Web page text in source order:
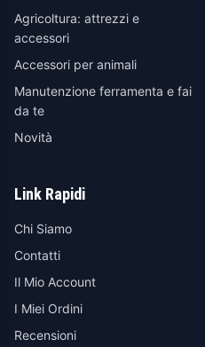
Agricoltura: attrezzi e
accessori
Accessori per animali
Manutenzione ferramenta e fai
da te
Novità
Link Rapidi
Chi Siamo
Contatti
Il Mio Account
I Miei Ordini
Recensioni